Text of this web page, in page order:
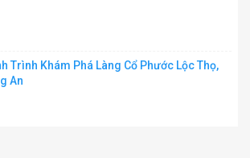
Trình Khám Phá Làng Cổ Phước Lộc Thọ,
An